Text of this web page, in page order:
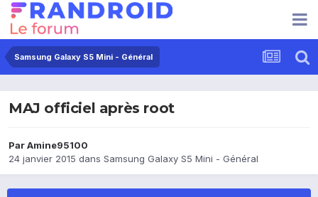
Samsung Galaxy S5 Mini - Général
MAJ officiel après root
ParAmine95100
24 janvier 2015 dans Samsung Galaxy S5 Mini - Général